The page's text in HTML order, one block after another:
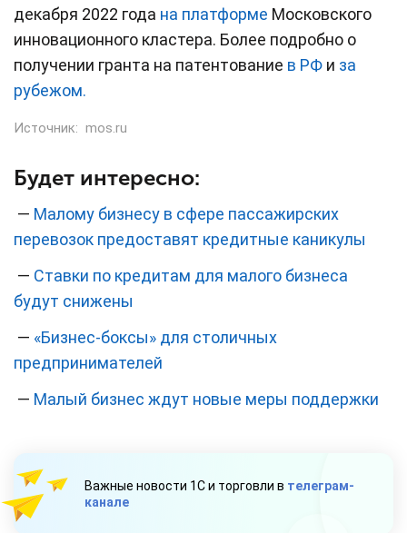
декабря 2022 года на платформе Московского
инновационного кластера. Более подробно о
получении гранта на патентование в РФ и за
рубежом.
Источник: mos.ru
Будет интересно:
— Малому бизнесу в сфере пассажирских
перевозок предоставят кредитные каникулы
— Ставки по кредитам для малого бизнеса
будут снижены
— «Бизнес-боксы» для столичных
предпринимателей
— Малый бизнес ждут новые меры поддержки
Важные новости 1С и торговли в телеграм-
канале